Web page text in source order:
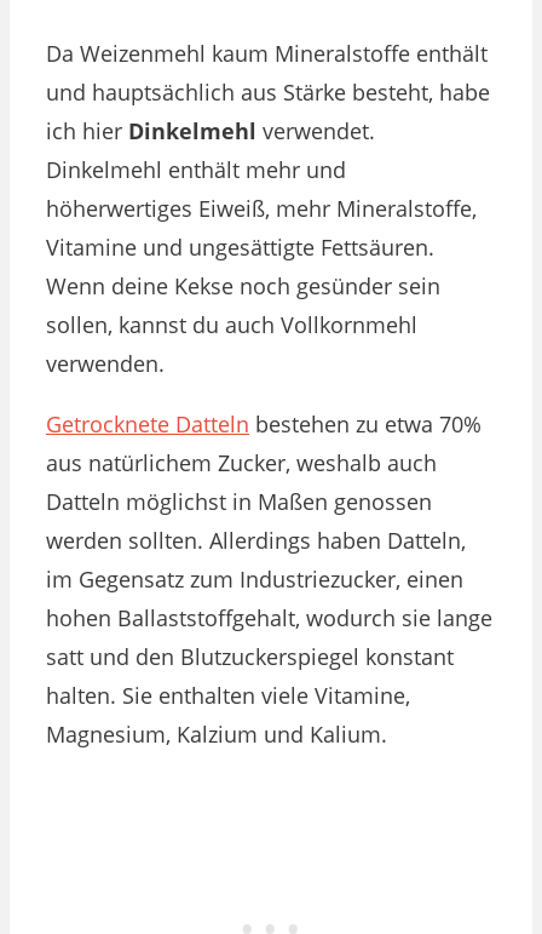
Da Weizenmehl kaum Mineralstoffe enthält
und hauptsächlich aus Stärke besteht, habe
ich hier Dinkelmehl verwendet.
Dinkelmehl enthält mehr und
höherwertiges Eiweiß, mehr Mineralstoffe,
Vitamine und ungesättigte Fettsäuren.
Wenn deine Kekse noch gesünder sein
sollen, kannst du auch Vollkornmehl
verwenden.
Getrocknete Datteln bestehen zu etwa 70%
aus natürlichem Zucker, weshalb auch
Datteln möglichst in Maßen genossen
werden sollten. Allerdings haben Datteln,
im Gegensatz zum Industriezucker, einen
hohen Ballaststoffgehalt, wodurch sie lange
satt und den Blutzuckerspiegel konstant
halten. Sie enthalten viele Vitamine,
Magnesium, Kalzium und Kalium.